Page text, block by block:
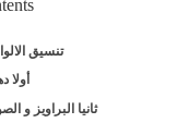
تنسيق
أولا
ثانيا البراويز و الصور و اللوحات